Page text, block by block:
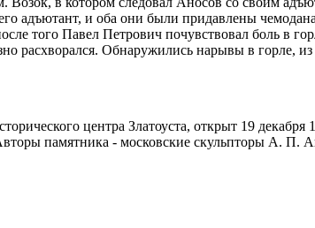
адъютант, и оба они были придавлены
того Павел Петрович почувствовал боль в
расхворался. Обнаружились нарывы в горле,
центра Златоуста, открыт 19 декабря
памятника - московские скульпторы А.